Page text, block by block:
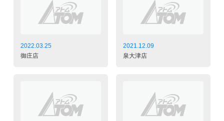
2022.03.25
御庄店
2021.12.09
泉大津店